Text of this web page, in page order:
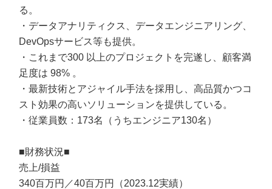
る。
・データアナリティクス、データエンジニアリング、
DevOpsサービス等も提供。
・これまで300 以上のプロジェクトを完遂し、顧客満
足度は 98% 。
・最新技術とアジャイル手法を採用し、高品質かつコ
スト効果の高いソリューションを提供している。
・従業員数：173名（うちエンジニア130名）
■財務状況■
売上/損益
340百万円／40百万円（2023.12実績）